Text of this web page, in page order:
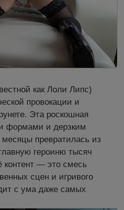
как Лоли Липс)
провокации и
Эта роскошная
формами и дерзким
превратилась из
героиню тысяч
контент — это смесь
сцен и игривого
с ума даже самых